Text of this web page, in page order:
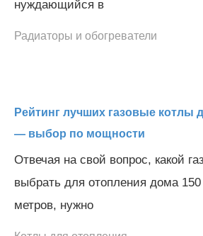
нуждающийся в
Радиаторы и обогреватели
Рейтинг лучших газовые котлы
— выбор по мощности
Отвечая на свой вопрос, какой
выбрать для отопления дома 150
метров, нужно